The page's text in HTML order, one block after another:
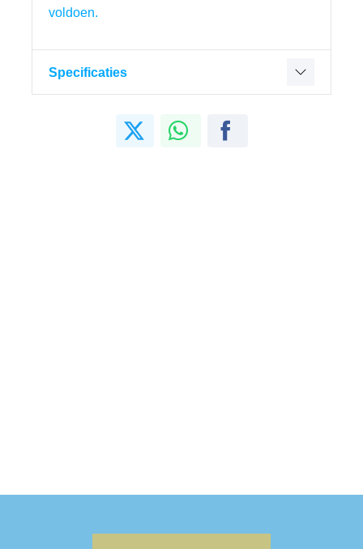
voldoen.
Specificaties